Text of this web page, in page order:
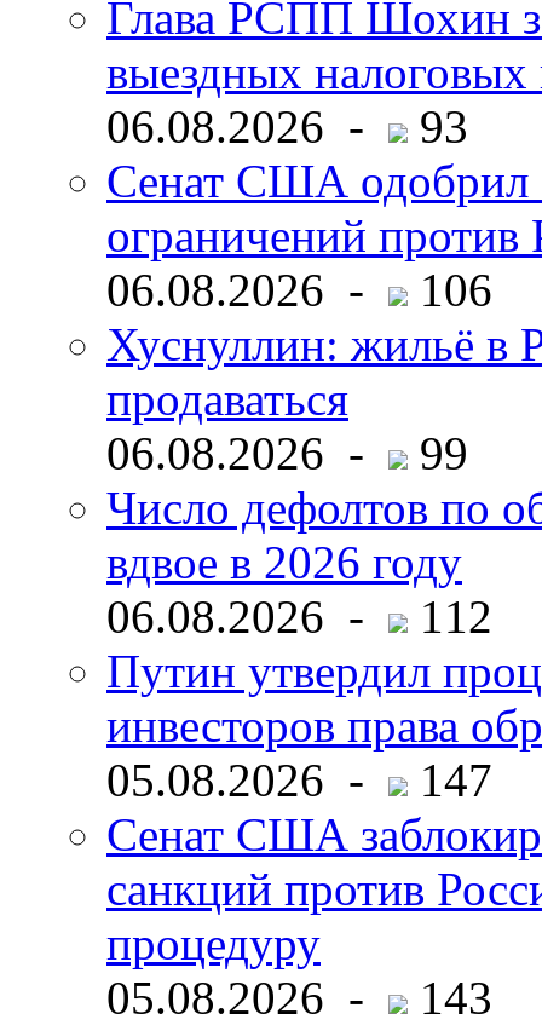
Глава РСПП Шохин
выездных налоговых
06.08.2026 -
93
Сенат США одобрил
ограничений
06.08.2026 -
106
Хуснуллин: жильё в
продаваться
06.08.2026 -
99
Число дефолтов по
вдвое в 2026 году
06.08.2026 -
112
Путин утвердил
инвесторов права
05.08.2026 -
147
Сенат США
санкций против
процедуру
05.08.2026 -
143